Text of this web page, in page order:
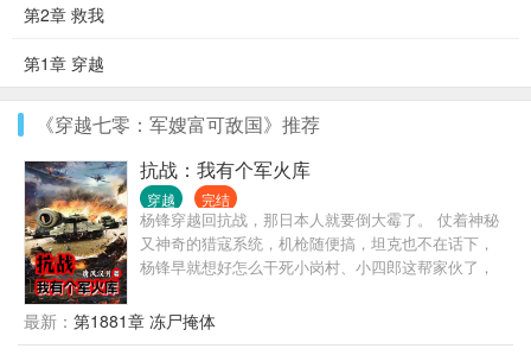
第2章 救我
第1章 穿越
《穿越七零：军嫂富可敌国》推荐
抗战：我有个军火库
穿越 完结
杨锋穿越回抗战，那日本人就要倒大霉了。 仗着神秘
又神奇的猎寇系统，机枪随便搞，坦克也不在话下，
杨锋早就想好怎么干死小岗村、小四郎这帮家伙了，
了……
最新： 第1881章 冻尸掩体